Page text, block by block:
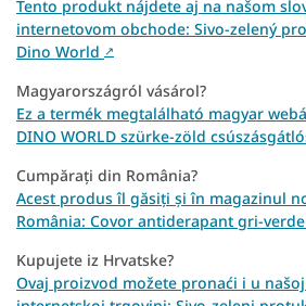
Tento produkt nájdete aj na našom
internetovom obchode: Sivo-zelený
Dino World ↗
Magyarországról vásárol?
Ez a termék megtalálható magyar
DINO WORLD szürke-zöld
Cumpărați din România?
Acest produs îl găsiți și în magazinul
România: Covor antiderapant gri-
Kupujete iz Hrvatske?
Ovaj proizvod možete pronaći i u